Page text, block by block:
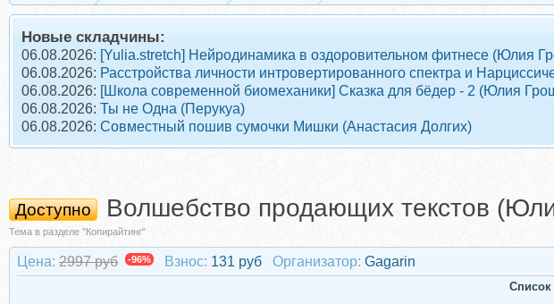
Новые складчины:
06.08.2026: [Yulia.stretch] Нейродинамика в оздоровительном фитнесе (Юлия
06.08.2026: Расстройства личности интровертированного спектра и
06.08.2026: [Школа современной биомеханики] Сказка для бёдер - 2 (Юлия
06.08.2026: Ты не Одна (Перукуа)
06.08.2026: Совместный пошив сумочки Мишки (Анастасия Долгих)
Доступно Волшебство продающих текстов
Тема в разделе "Копирайтинг"
Цена: 2997 руб -96% Взнос: 131 руб Организатор: Gagarin
Список